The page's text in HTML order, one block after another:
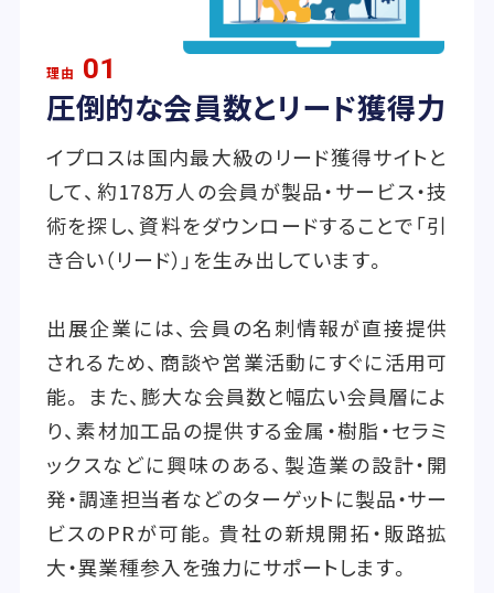
理由 01
圧倒的な会員数とリード獲得力
イプロスは国内最大級のリード獲得サイトと
して、約178万人の会員が製品・サービス・技
術を探し、資料をダウンロードすることで「引
き合い（リード）」を生み出しています。
出展企業には、会員の名刺情報が直接提供
されるため、商談や営業活動にすぐに活用可
能。 また、膨大な会員数と幅広い会員層によ
り、素材加工品の提供する金属・樹脂・セラミ
ックスなどに興味のある、製造業の設計・開
発・調達担当者などのターゲットに製品・サー
ビスのPRが可能。貴社の新規開拓・販路拡
大・異業種参入を強力にサポートします。